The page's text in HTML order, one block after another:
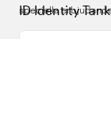
ID Identity
speciella
Ange din e-